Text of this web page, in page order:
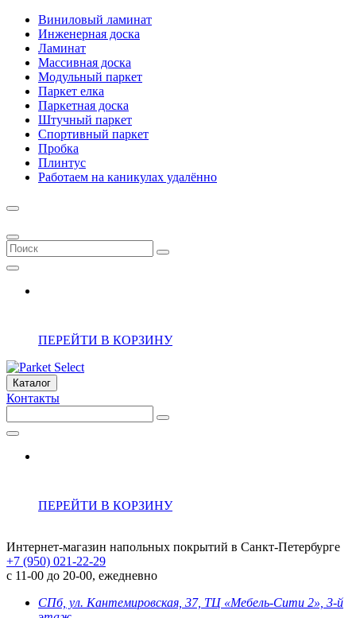
Виниловый ламинат
Инженерная доска
Ламинат
Массивная доска
Модульный паркет
Паркет елка
Паркетная доска
Штучный паркет
Спортивный паркет
Пробка
Плинтус
Работаем на каникулах удалённо
ПЕРЕЙТИ В КОРЗИНУ
Каталог
Контакты
ПЕРЕЙТИ В КОРЗИНУ
Интернет-магазин напольных покрытий в Санкт-Петербурге
+7 (950) 021-22-29
с 11-00 до 20-00, ежедневно
СПб, ул. Кантемировская, 37, ТЦ «Мебель-Сити 2», 3-й